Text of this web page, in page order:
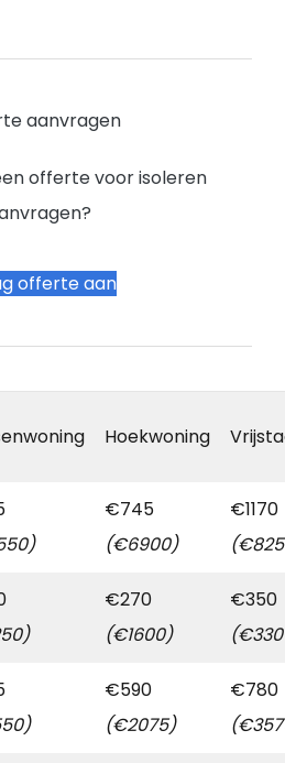
aanvragen
offerte voor isoleren
offerte aan
Hoekwoning
€745
(€6900)
€1170
€270
(€1600)
€350
€590
(€2075)
€780